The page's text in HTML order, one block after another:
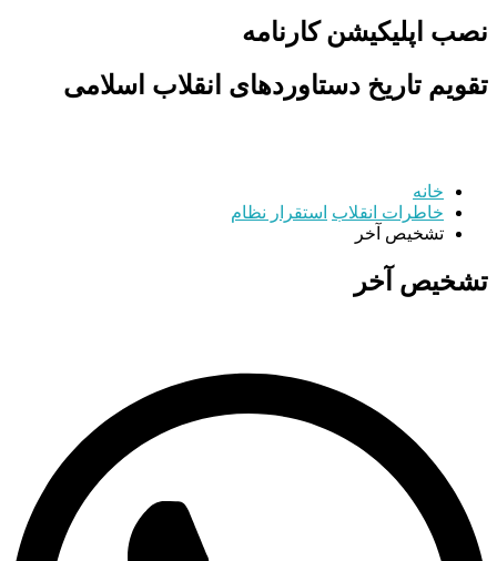
نصب اپلیکیشن کارنامه
تقویم تاریخ دستاوردهای انقلاب اسلامی
خانه
خاطرات انقلاب استقرار نظام
تشخیص آخر
تشخیص آخر